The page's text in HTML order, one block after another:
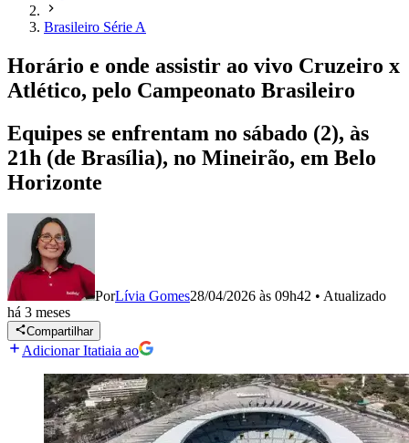
Brasileiro Série A
Horário e onde assistir ao vivo Cruzeiro x
Atlético, pelo Campeonato Brasileiro
Equipes se enfrentam no sábado (2), às
21h (de Brasília), no Mineirão, em Belo
Horizonte
PorLívia Gomes28/04/2026 às 09h42 • Atualizado
há 3 meses
Compartilhar
Adicionar Itatiaia ao